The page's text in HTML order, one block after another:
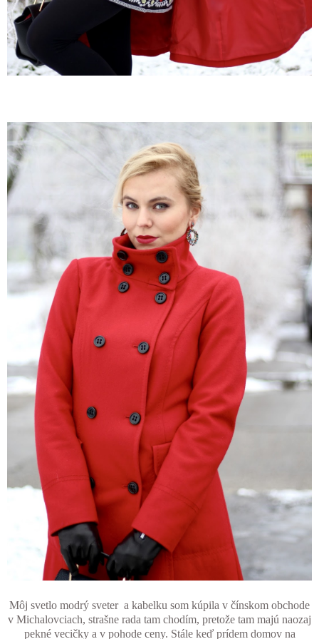
Môj svetlo modrý sveter a kabelku som kúpila v čínskom obchode
v Michalovciach, strašne rada tam chodím, pretože tam majú naozaj
pekné vecičky a v pohode ceny. Stále keď prídem domov na